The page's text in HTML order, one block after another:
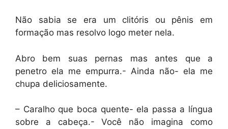
Não sabia se era um clitóris ou pênis em
formação mas resolvo logo meter nela.
Abro bem suas pernas mas antes que a
penetro ela me empurra.- Ainda não- ela me
chupa deliciosamente.
– Caralho que boca quente- ela passa a língua
sobre a cabeça.- Você não imagina como